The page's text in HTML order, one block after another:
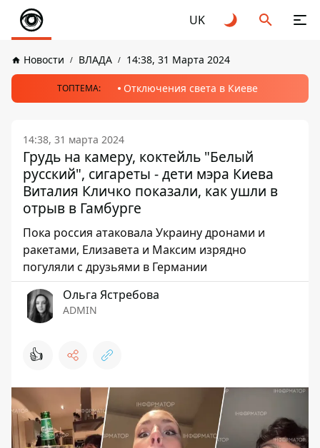
UK
Новости ВЛАДА 14:38, 31 Марта 2024
ТОПТЕМА: Отключения света в Киеве
14:38, 31 марта 2024
Грудь на камеру, коктейль "Белый
русский", сигареты - дети мэра Киева
Виталия Кличко показали, как ушли в
отрыв в Гамбурге
Пока россия атаковала Украину дронами и
ракетами, Елизавета и Максим изрядно
погуляли с друзьями в Германии
Ольга Ястребова
ADMIN
👍